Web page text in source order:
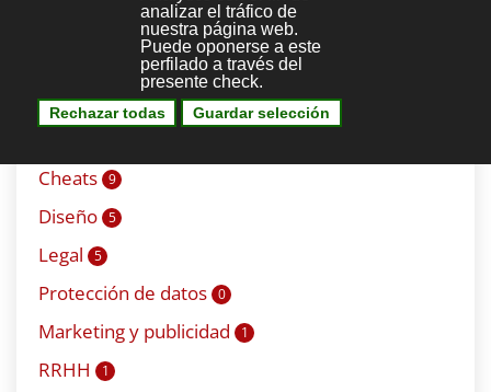
9
Prestashop 1
Cheats 9
Diseño 5
Legal 5
Protección de datos 0
Marketing y publicidad 1
RRHH 1